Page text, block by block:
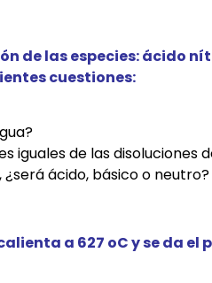
de las especies: ácido
cuestiones:
de las disoluciones
ácido, básico o neutro?
a 627 oC y se da